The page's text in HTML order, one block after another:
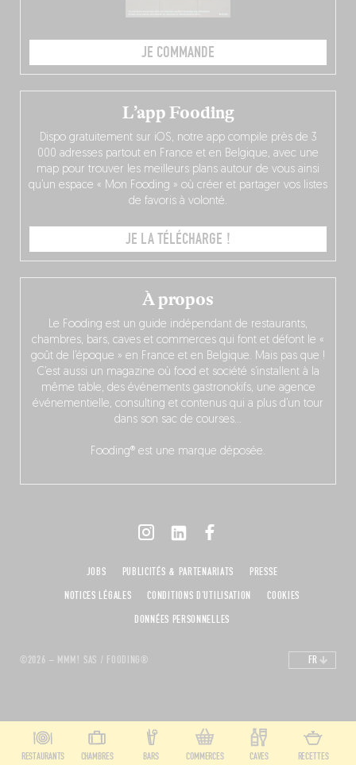
JE COMMANDE
À propos
Le Fooding est un guide indépendant de restaurants,
chambres, bars, caves et commerces qui font et défont le «
goût de l’époque » en France et en Belgique. Mais pas que !
C’est aussi un magazine où food et société s’installent à la
même table, des événements gastronokifs, une agence
événementielle, consulting et contenus qui a plus d’un tour
dans son sac de courses…
Fooding® est une marque déposée.
L’app Fooding
Dispo gratuitement sur iOS, notre app compile près de 3
000 adresses partout en France et en Belgique, avec une
map pour trouver les meilleurs plans autour de vous ainsi
qu’un espace « Mon Fooding » où créer et partager vos listes
de favoris à volonté.
JE LA TÉLÉCHARGE !
©2026 – MMM! SAS / FOODING®
JOBS PUBLICITÉS & PARTENARIATS
PRESSE
NOTICES LÉGALES
CONDITIONS D'UTILISATION
COOKIES
DONNÉES PERSONNELLES
FR
RESTAURANTS CHAMBRES BARS COMMERCES CAVES RECETTES